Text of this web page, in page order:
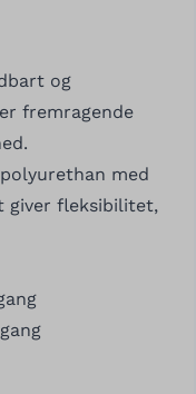
og
fremragende
med
giver fleksibilitet,